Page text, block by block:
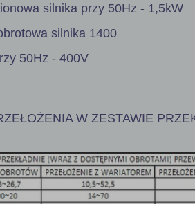
silnika przy 50Hz - 1,5kW
silnika 1400
50Hz - 400V
W ZESTAWIE